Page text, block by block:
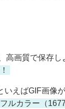
画質で保存
えばGIF画像
フルカラー（